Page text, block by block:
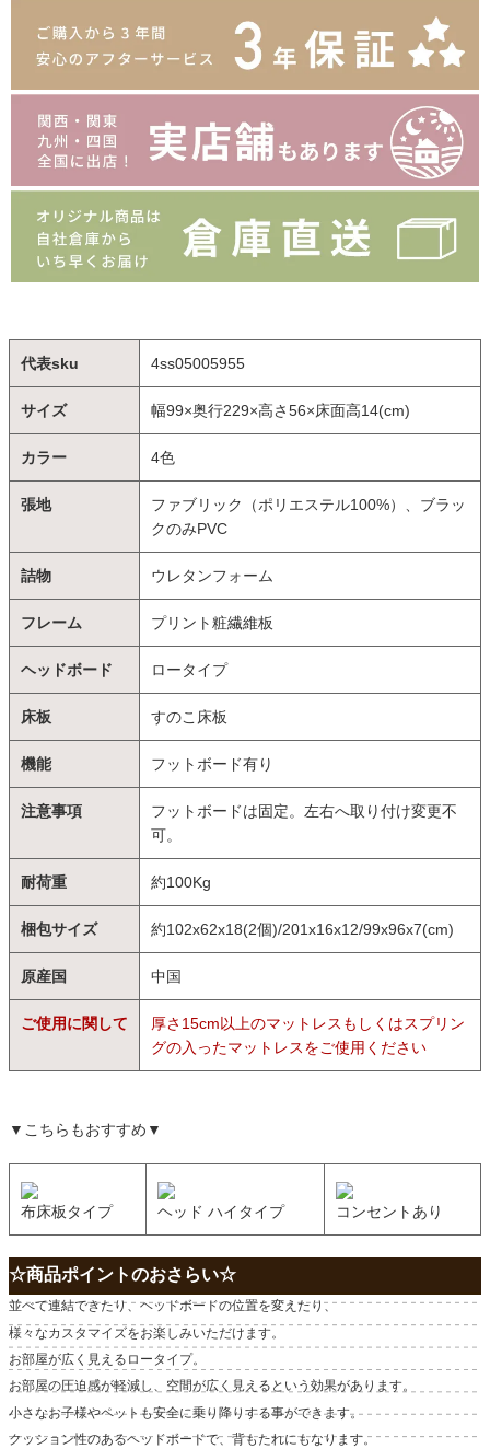
代表sku 4ss05005955
サイズ 幅99×奥行229×高さ56×床面高14(cm)
カラー 4色
張地
ファブリック（ポリエステル100%）、ブラッ
クのみPVC
詰物 ウレタンフォーム
フレーム プリント粧繊維板
ヘッドボード ロータイプ
床板 すのこ床板
機能 フットボード有り
注意事項
フットボードは固定。左右へ取り付け変更不
可。
耐荷重 約100Kg
梱包サイズ 約102x62x18(2個)/201x16x12/99x96x7(cm)
原産国 中国
ご使用に関して
厚さ15cm以上のマットレスもしくはスプリン
グの入ったマットレスをご使用ください
▼こちらもおすすめ▼
布床板タイプ ヘッド ハイタイプ コンセントあり
☆商品ポイントのおさらい☆
並べて連結できたり、ヘッドボードの位置を変えたり、
様々なカスタマイズをお楽しみいただけます。
お部屋が広く見えるロータイプ。
お部屋の圧迫感が軽減し、空間が広く見えるという効果があります。
小さなお子様やペットも安全に乗り降りする事ができます。
クッション性のあるヘッドボードで、背もたれにもなります。